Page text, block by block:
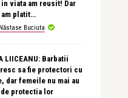
viata am reusit! Dar
platit…
Buciuta
LIICEANU: Barbatii
sa fie protectori cu
dar femeile nu mai au
protectia lor